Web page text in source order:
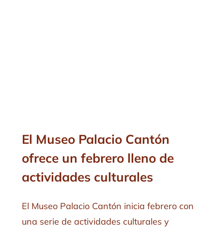
El Museo Palacio Cantón
ofrece un febrero lleno de
actividades culturales
El Museo Palacio Cantón inicia febrero con
una serie de actividades culturales y